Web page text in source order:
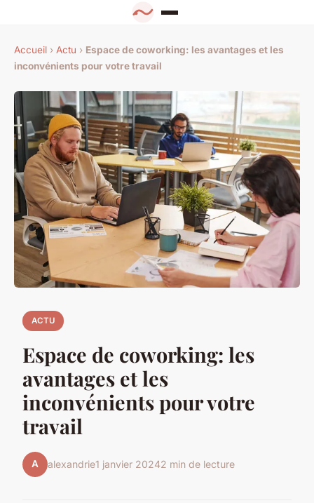
Accueil › Actu › Espace de coworking: les avantages et les
inconvénients pour votre travail
ACTU
Espace de coworking: les
avantages et les
inconvénients pour votre
travail
A alexandrie1 janvier 20242 min de lecture